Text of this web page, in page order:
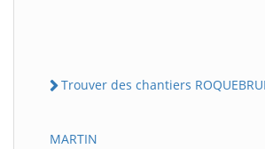
Trouver des chantiers
MARTIN